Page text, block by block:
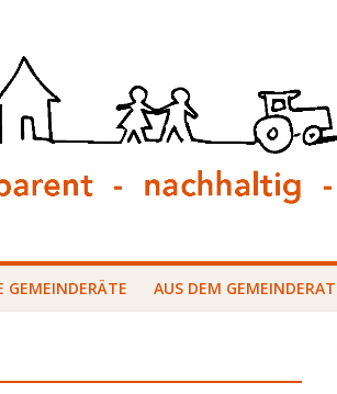
GEMEINDERÄTE AUS DEM GEMEINDERAT